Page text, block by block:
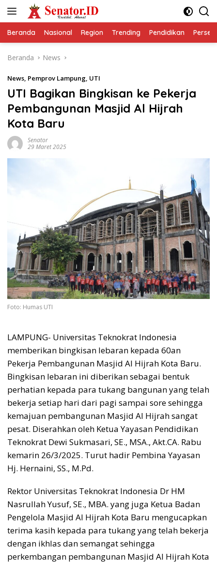
Beranda Nasional Region Trending Pendidikan
Beranda News
News, Pemprov Lampung, UTI
UTI Bagikan Bingkisan ke Pekerja
Pembangunan Masjid Al Hijrah
Kota Baru
Senator
29 Maret 2025
Foto: Humas UTI
LAMPUNG- Universitas Teknokrat Indonesia
memberikan bingkisan lebaran kepada 60an
Pekerja Pembangunan Masjid Al Hijrah Kota Baru.
Bingkisan lebaran ini diberikan sebagai bentuk
perhatian kepada para tukang bangunan yang telah
bekerja setiap hari dari pagi sampai sore sehingga
kemajuan pembangunan Masjid Al Hijrah sangat
pesat. Diserahkan oleh Ketua Yayasan Pendidikan
Teknokrat Dewi Sukmasari, SE., MSA., Akt.CA. Rabu
kemarin 26/3/2025. Turut hadir Pembina Yayasan
Hj. Hernaini, SS., M.Pd.
Rektor Universitas Teknokrat Indonesia Dr HM
Nasrullah Yusuf, SE., MBA. yang juga Ketua Badan
Pengelola Masjid Al Hijrah Kota Baru mengucapkan
terima kasih kepada para tukang yang telah bekerja
dengan ikhlas dan semangat sehingga
perkembangan pembangunan Masjid Al Hijrah Kota